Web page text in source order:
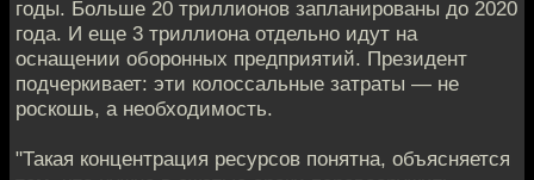
годы. Больше 20 триллионов запланированы до 2020
года. И еще 3 триллиона отдельно идут на
оснащении оборонных предприятий. Президент
подчеркивает: эти колоссальные затраты — не
роскошь, а необходимость.
"Такая концентрация ресурсов понятна, объясняется